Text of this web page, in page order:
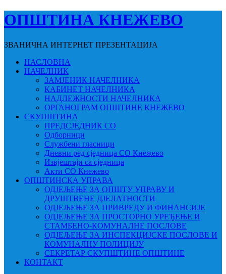
ОПШТИНА КНЕЖЕВО
ЗВАНИЧНА ИНТЕРНЕТ ПРЕЗЕНТАЦИЈА
НАСЛОВНА
НАЧЕЛНИК
ЗАМЈЕНИК НАЧЕЛНИКА
КАБИНЕТ НАЧЕЛНИКА
НАДЛЕЖНОСТИ НАЧЕЛНИКА
ОРГАНОГРАМ ОПШТИНЕ КНЕЖЕВО
СКУПШТИНА
ПРЕДСЈЕДНИК СО
Одборници
Службени гласници
Дневни ред сједница СО Кнежево
Извјештаји са сједница
Акти СО Кнежево
ОПШТИНСКА УПРАВА
ОДЈЕЉЕЊЕ ЗА ОПШТУ УПРАВУ И
ДРУШТВЕНЕ ДЈЕЛАТНОСТИ
ОДЈЕЉЕЊЕ ЗА ПРИВРЕДУ И ФИНАНСИЈЕ
ОДЈЕЉЕЊЕ ЗА ПРОСТОРНО УРЕЂЕЊЕ И
СТАМБЕНО-КОМУНАЛНЕ ПОСЛОВЕ
ОДЈЕЉЕЊЕ ЗА ИНСПЕКЦИЈСКЕ ПОСЛОВЕ И
КОМУНАЛНУ ПОЛИЦИЈУ
СЕКРЕТАР СКУПШТИНЕ ОПШТИНЕ
КОНТАКТ